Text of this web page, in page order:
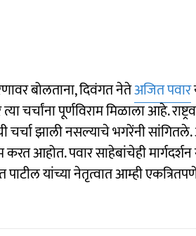
बोलताना, दिवंगत नेतेअजित पवार
चर्चांना पूर्णविराम मिळाला आहे.
चर्चा झाली नसल्याचे भगरेंनी
आहोत. पवार साहेबांचेही
यांच्या नेतृत्वात आम्ही